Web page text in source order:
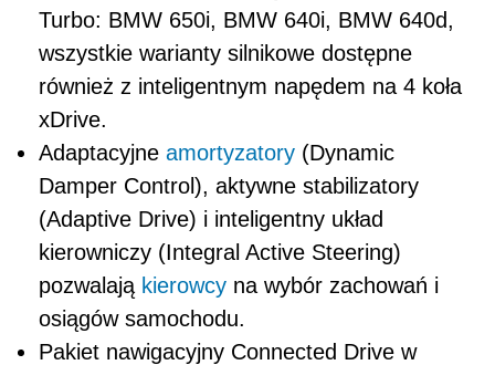
Turbo: BMW 650i, BMW 640i, BMW 640d,
wszystkie warianty silnikowe dostępne
również z inteligentnym napędem na 4 koła
xDrive.
Adaptacyjne amortyzatory (Dynamic
Damper Control), aktywne stabilizatory
(Adaptive Drive) i inteligentny układ
kierowniczy (Integral Active Steering)
pozwalają kierowcy na wybór zachowań i
osiągów samochodu.
Pakiet nawigacyjny Connected Drive w